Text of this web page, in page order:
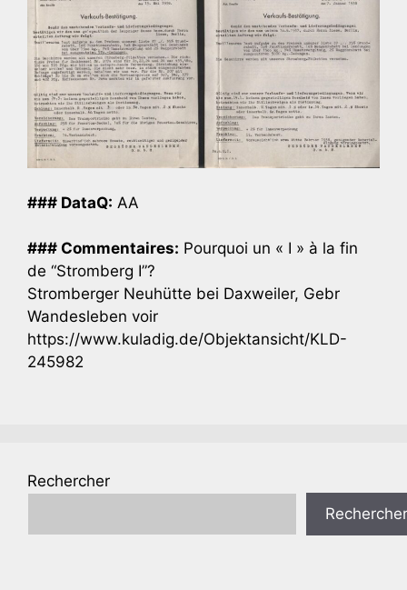
### DataQ: AA
### Commentaires: Pourquoi un « I » à la fin
de “Stromberg I”?
Stromberger Neuhütte bei Daxweiler, Gebr
Wandesleben voir
https://www.kuladig.de/Objektansicht/KLD-
245982
Rechercher
Rechercher